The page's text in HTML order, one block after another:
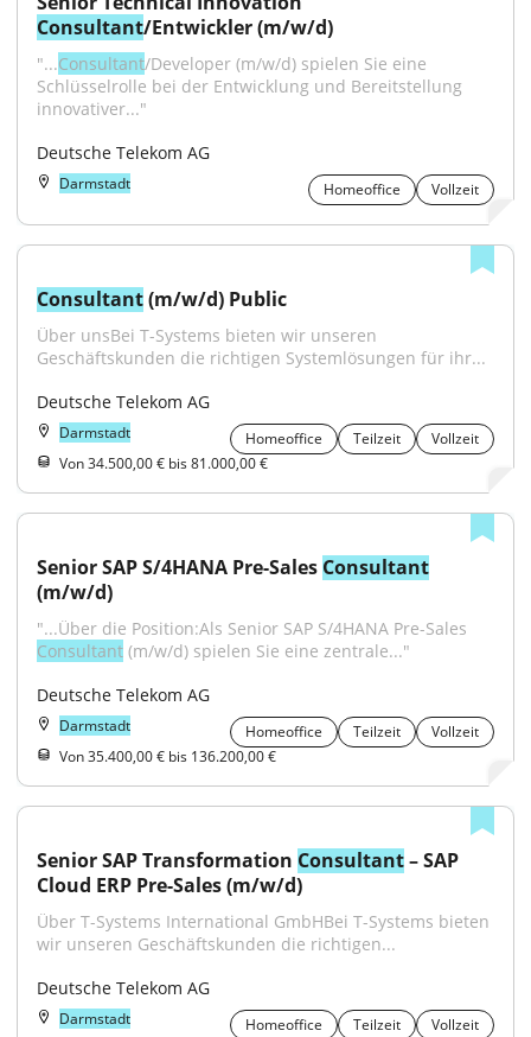
Consultant/Entwickler (m/w/d)
"...Consultant/Developer (m/w/d) spielen Sie eine
Schlüsselrolle bei der Entwicklung und Bereitstellung
innovativer..."
Deutsche Telekom AG
Darmstadt Homeoffice Vollzeit
Consultant (m/w/d) Public
Über unsBei T-Systems bieten wir unseren
Geschäftskunden die richtigen Systemlösungen für ihr...
Deutsche Telekom AG
Darmstadt Homeoffice Teilzeit
Vollzeit
Von 34.500,00 € bis 81.000,00 €
Senior SAP S/4HANA Pre-Sales Consultant
(m/w/d)
Consultant (m/w/d) spielen Sie eine zentrale..."
Deutsche Telekom AG
Darmstadt Homeoffice Teilzeit
Vollzeit
Von 35.400,00 € bis 136.200,00 €
Senior SAP Transformation Consultant – SAP
Cloud ERP Pre-Sales (m/w/d)
Über T-Systems International GmbHBei T-Systems bieten
wir unseren Geschäftskunden die richtigen...
Deutsche Telekom AG
Darmstadt Homeoffice Teilzeit
Vollzeit